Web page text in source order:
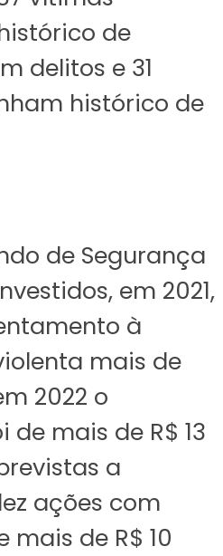
de
delitos e 31
histórico de
de Segurança
em 2021,
à
mais de
2022 o
mais de R$ 13
a
ações com
de R$ 10